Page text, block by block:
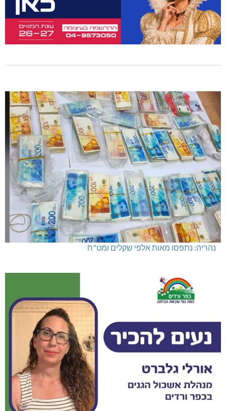
נהריה: נתפסו מאות אלפי שקלים ומט"ח